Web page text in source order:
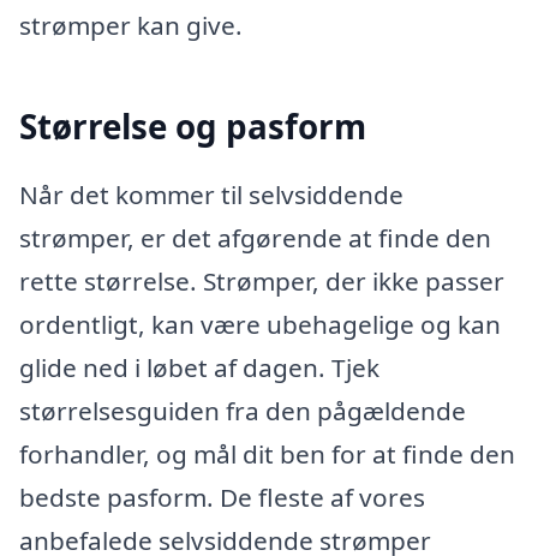
strømper kan give.
Størrelse og pasform
Når det kommer til selvsiddende
strømper, er det afgørende at finde den
rette størrelse. Strømper, der ikke passer
ordentligt, kan være ubehagelige og kan
glide ned i løbet af dagen. Tjek
størrelsesguiden fra den pågældende
forhandler, og mål dit ben for at finde den
bedste pasform. De fleste af vores
anbefalede selvsiddende strømper